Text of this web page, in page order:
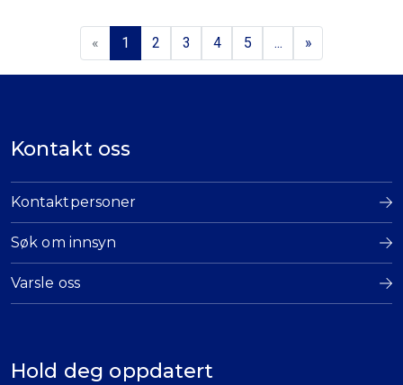
« 1 2 3 4 5 ... »
Kontakt oss
Kontaktpersoner
Søk om innsyn
Varsle oss
Hold deg oppdatert